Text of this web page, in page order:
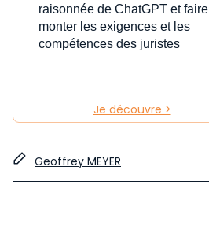
raisonnée de ChatGPT et faire
monter les exigences et les
compétences des juristes
Je découvre >
Geoffrey MEYER